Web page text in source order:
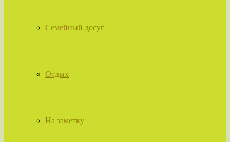
Семейный досуг
Отдых
На заметку